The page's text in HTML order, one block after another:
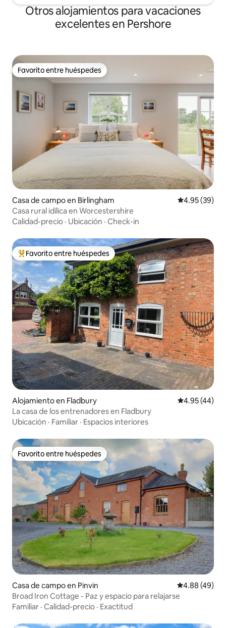
Otros alojamientos para vacaciones
excelentes en Pershore
Favorito entre huéspedes
Favorito entre huéspedes
Casa de campo en Birlingham Calificación
4.95 (39)
Casa rural idílica en Worcestershire
Calidad-precio · Ubicación · Check-in
Favorito entre huéspedes preferido
Favorito entre huéspedes
Alojamiento en Fladbury Calificación
4.95 (44)
La casa de los entrenadores en Fladbury
Ubicación · Familiar · Espacios interiores
Favorito entre huéspedes
Favorito entre huéspedes
Casa de campo en Pinvin Calificación
4.88 (49)
Broad Iron Cottage - Paz y espacio para relajarse
Familiar · Calidad-precio · Exactitud